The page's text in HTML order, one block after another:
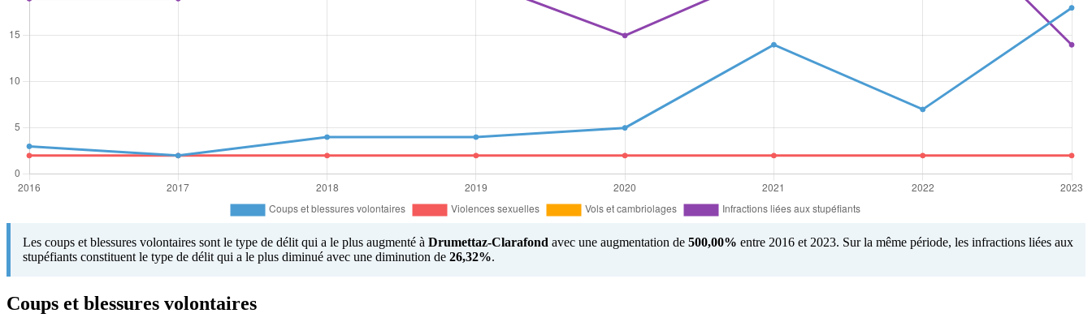
Les coups et blessures volontaires sont le type de délit qui a le plus augmenté à Drumettaz-Clarafond avec une augmentation de 500,00% entre 2016 et 2023. Sur la même période, les infractions liées aux
stupéfiants constituent le type de délit qui a le plus diminué avec une diminution de 26,32%.
Coups et blessures volontaires